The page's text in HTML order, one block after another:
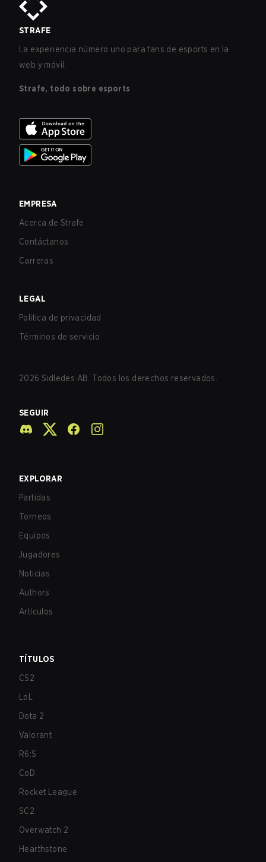
STRAFE
La experiencia número uno para fans de esports en la
web y móvil.
Strafe, todo sobre esports
EMPRESA
Acerca de Strafe
Contáctanos
Carreras
LEGAL
Política de privacidad
Términos de servicio
2026 Sidledes AB. Todos los derechos reservados.
SEGUIR
EXPLORAR
Partidas
Torneos
Equipos
Jugadores
Noticias
Authors
Artículos
TÍTULOS
CS2
LoL
Dota 2
Valorant
R6:S
CoD
Rocket League
SC2
Overwatch 2
Hearthstone